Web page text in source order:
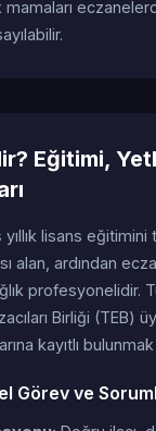
Eğitimi,
yıllık lisans
alan, ardından
profesyonelidir.
Birliği (TEB)
kayıtlı
Görev ve